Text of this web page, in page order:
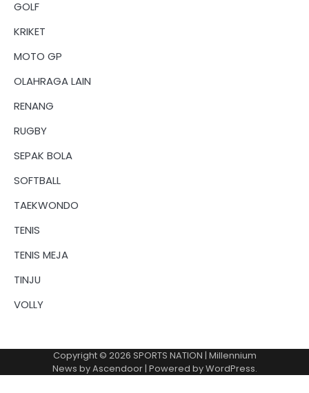
GOLF
KRIKET
MOTO GP
OLAHRAGA LAIN
RENANG
RUGBY
SEPAK BOLA
SOFTBALL
TAEKWONDO
TENIS
TENIS MEJA
TINJU
VOLLY
Copyright © 2026 SPORTS NATION | Millennium
News byAscendoor| Powered byWordPress.